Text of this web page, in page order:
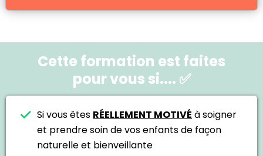
Cette formation est faites
pour vous si.... ✅
Si vous êtes RÉELLEMENT MOTIVÉ à soigner
et prendre soin de vos enfants de façon
naturelle et bienveillante